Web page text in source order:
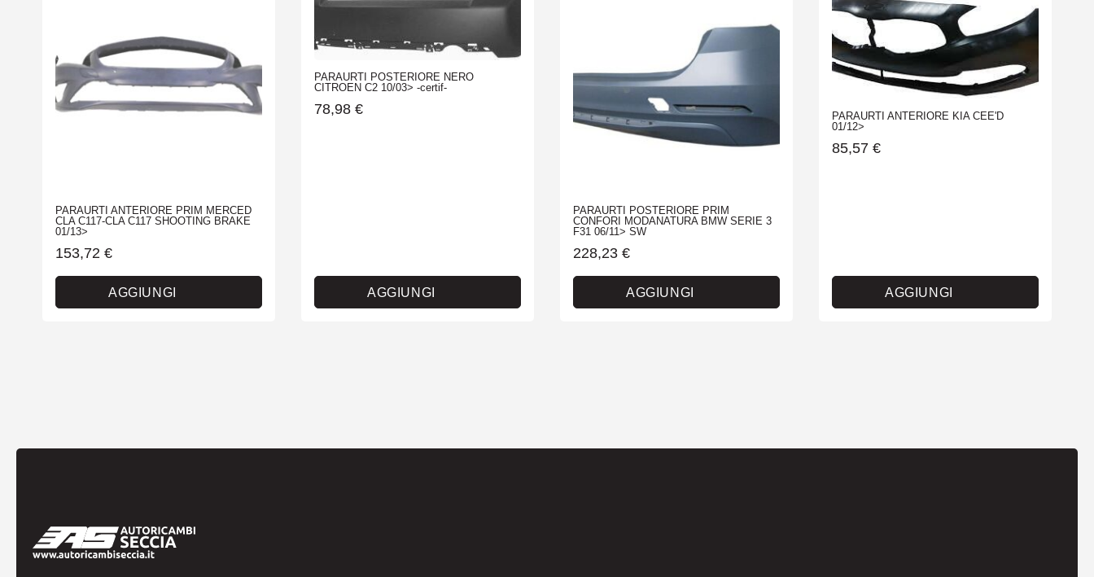
PARAURTI ANTERIORE PRIM MERCED
CLA C117-CLA C117 SHOOTING BRAKE
01/13>
153,72 €
AGGIUNGI
PARAURTI POSTERIORE NERO
CITROEN C2 10/03> -certif-
78,98 €
AGGIUNGI
PARAURTI POSTERIORE PRIM
CONFORI MODANATURA BMW SERIE 3
F31 06/11> SW
228,23 €
AGGIUNGI
PARAURTI ANTERIORE KIA CEE'D
01/12>
85,57 €
AGGIUNGI